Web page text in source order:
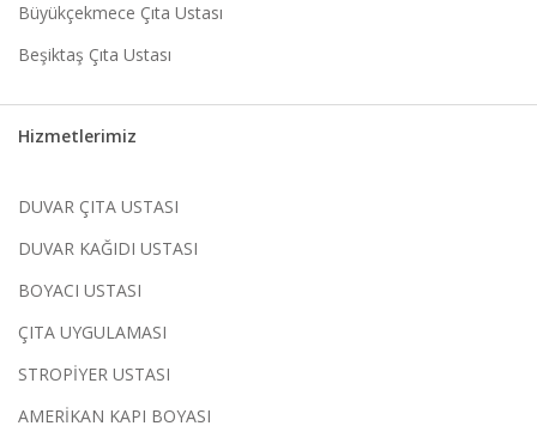
Büyükçekmece Çıta Ustası
Beşiktaş Çıta Ustası
Hizmetlerimiz
DUVAR ÇITA USTASI
DUVAR KAĞIDI USTASI
BOYACI USTASI
ÇITA UYGULAMASI
STROPİYER USTASI
AMERİKAN KAPI BOYASI